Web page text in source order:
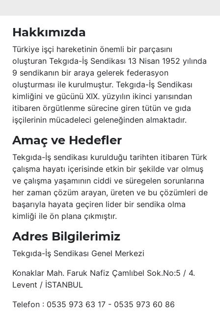
Hakkımızda
Türkiye işçi hareketinin önemli bir parçasını
oluşturan Tekgıda-İş Sendikası 13 Nisan 1952 yılında
9 sendikanın bir araya gelerek federasyon
oluşturması ile kurulmuştur. Tekgıda-İş Sendikası
kimliğini ve gücünü XIX. yüzyılın ikinci yarısından
itibaren örgütlenme sürecine giren tütün ve gıda
işçilerinin mücadeleci geleneğinden almaktadır.
Amaç ve Hedefler
Tekgıda-İş sendikası kurulduğu tarihten itibaren Türk
çalışma hayatı içerisinde etkin bir şekilde var olmuş
ve çalışma yaşamının ciddi ve süregelen sorunlarına
her zaman çözüm arayan, üreten ve bu çözümleri de
başarıyla hayata geçiren lider bir sendika olma
kimliği ile ön plana çıkmıştır.
Adres Bilgilerimiz
Tekgıda-İş Sendikası Genel Merkezi
Konaklar Mah. Faruk Nafiz Çamlıbel Sok.No:5 / 4.
Levent / İSTANBUL
Telefon : 0535 973 63 17 - 0535 973 60 86